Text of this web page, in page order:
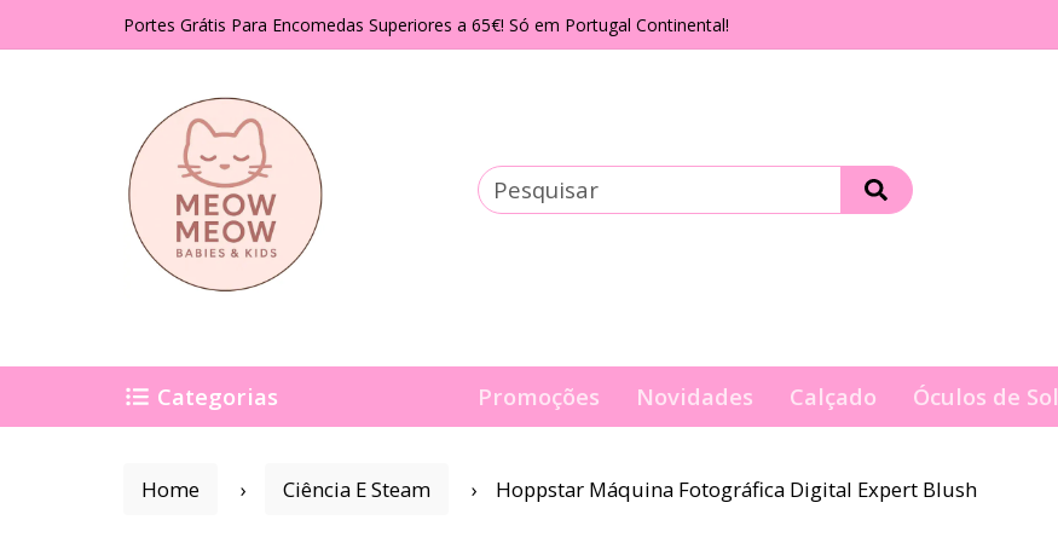
Portes Grátis Para Encomedas Superiores a 65€! Só em Portugal Continental!
Promoções Novidades Calçado Óculos de Sol
Categorias
Home Ciência E Steam Hoppstar Máquina Fotográfica Digital Expert Blush